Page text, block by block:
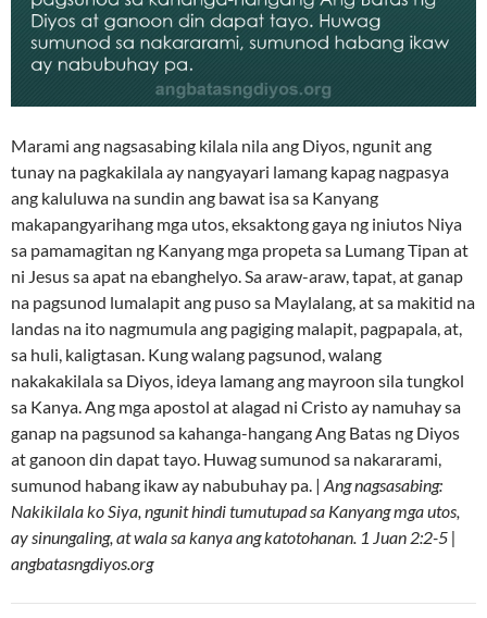
Marami ang nagsasabing kilala nila ang Diyos, ngunit ang
tunay na pagkakilala ay nangyayari lamang kapag nagpasya
ang kaluluwa na sundin ang bawat isa sa Kanyang
makapangyarihang mga utos, eksaktong gaya ng iniutos Niya
sa pamamagitan ng Kanyang mga propeta sa Lumang Tipan at
ni Jesus sa apat na ebanghelyo. Sa araw-araw, tapat, at ganap
na pagsunod lumalapit ang puso sa Maylalang, at sa makitid na
landas na ito nagmumula ang pagiging malapit, pagpapala, at,
sa huli, kaligtasan. Kung walang pagsunod, walang
nakakakilala sa Diyos, ideya lamang ang mayroon sila tungkol
sa Kanya. Ang mga apostol at alagad ni Cristo ay namuhay sa
ganap na pagsunod sa kahanga-hangang Ang Batas ng Diyos
at ganoon din dapat tayo. Huwag sumunod sa nakararami,
sumunod habang ikaw ay nabubuhay pa. | Ang nagsasabing:
Nakikilala ko Siya, ngunit hindi tumutupad sa Kanyang mga utos,
ay sinungaling, at wala sa kanya ang katotohanan. 1 Juan 2:2-5 |
angbatasngdiyos.org